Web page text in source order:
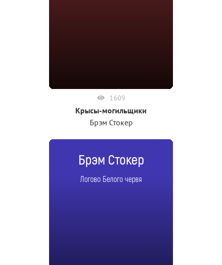
1609
Крысы-могильщики
Брэм Стокер
Брэм Стокер
Логово Белого червя